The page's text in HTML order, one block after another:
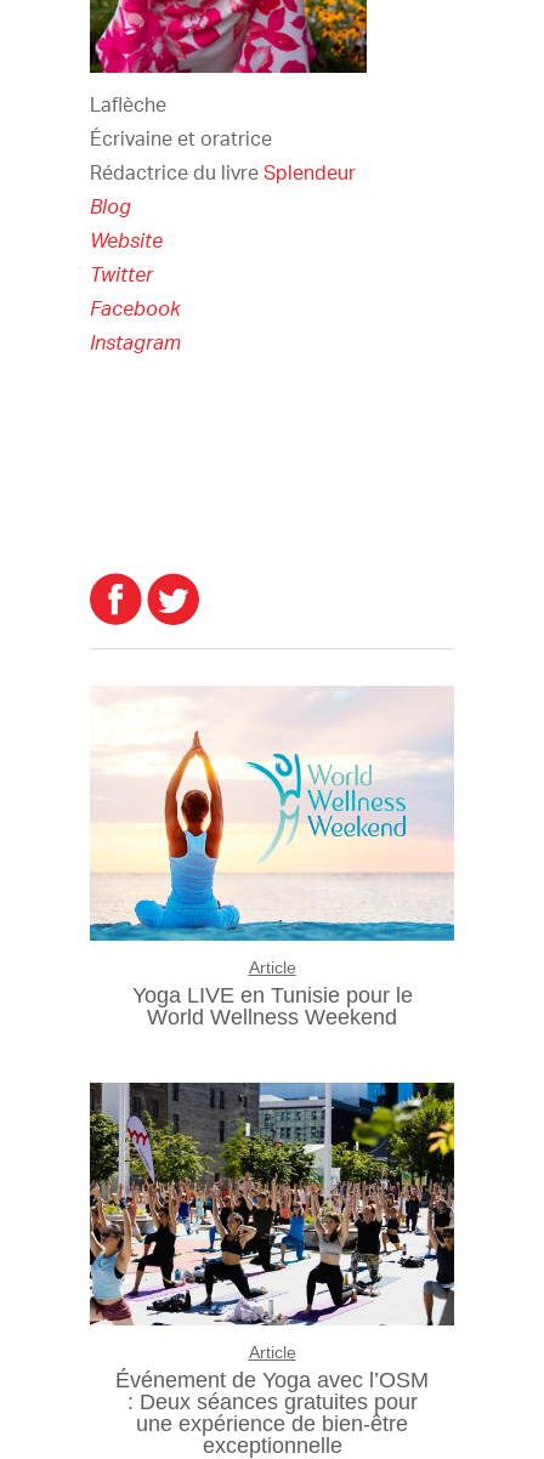
Laflèche
Écrivaine et oratrice
Rédactrice du livreSplendeur
Blog
Website
Twitter
Facebook
Instagram
Article
Yoga LIVE en Tunisie pour le
World Wellness Weekend
Article
Événement de Yoga avec l’OSM
: Deux séances gratuites pour
une expérience de bien-être
exceptionnelle